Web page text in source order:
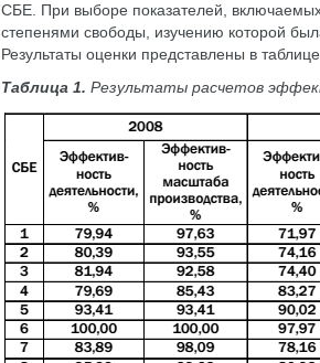
СБЕ. При выборе показателей,
степенями свободы, изучению которой
Результаты оценки представлены в
Таблица 1. Результаты расчетов